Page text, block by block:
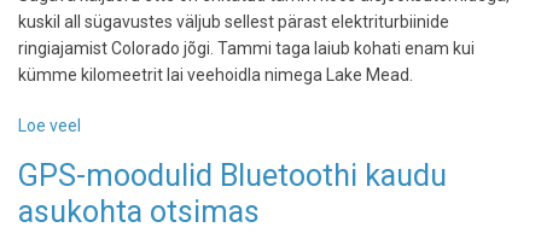
kuskil all sügavustes väljub sellest pärast elektriturbiinide
ringiajamist Colorado jõgi. Tammi taga laiub kohati enam kui
kümme kilomeetrit lai veehoidla nimega Lake Mead.
Loe veel
tamm
või
GPS-moodulid Bluetoothi kaudu
asukohta otsimas